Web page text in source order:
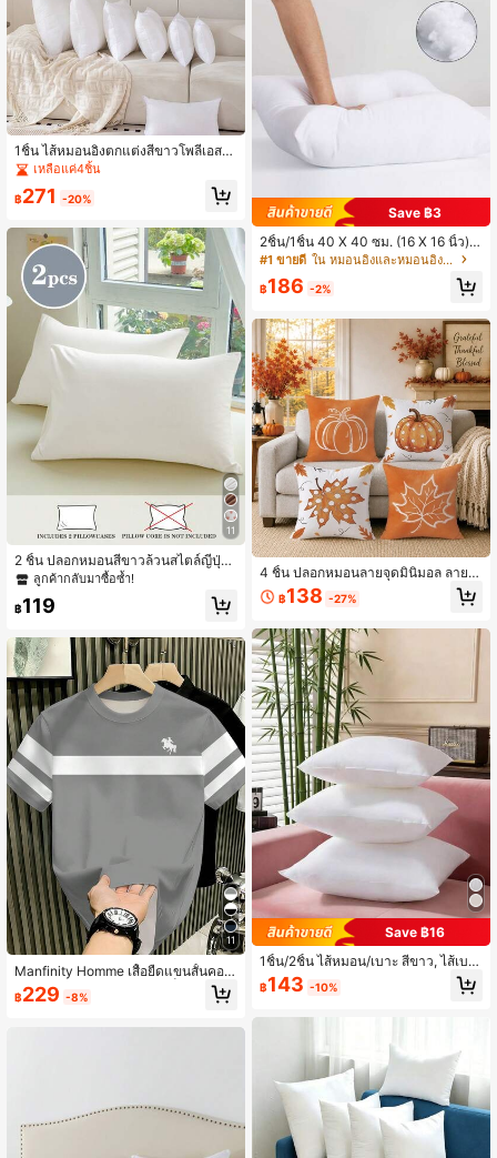
1ชิ้น ไส้หมอนอิงตกแต่งสีขาวโพลีเอสเต
อร์ - หมอนอิงนุ่มยัดไส้โพลีเอสเตอร์, เห
มาะสำหรับเตียงและโซฟา - ตกแต่งบ้า
นซักเครื่องได้, อุปกรณ์เครื่องนอนที่สะด
ป็นก้อน, ดีไซน์ระบายอากาศได้ดี, ไส้ห
มอนอิงโซฟาสุดหรู, หมอน, หมอนอิงโซ
ฟา, แผ่นรองนุ่มเรียบง่าย, หมอนอิงตกแ
ต่ง
เหลือแค่4ชิ้น
฿271 -20%
11
2 ชิ้น ปลอกหมอนสีขาวล้วนสไตล์ญี่ปุ่น
มินิมอล, นุ่มพิเศษ, ระบายอากาศได้ดี, เ
หมาะสำหรับทุกฤดู, ชีวิตประจำวันแบบ
สบายๆ, หอพักชาย, ไม่มีไส้หมอน, เครื่อ
ปุ่น: Twin, Full, Queen, King
ลูกค้ากลับมาซื้อซ้ำ!
฿119
11
Manfinity Homme เสื้อยืดแขนสั้นคอก
ลมผู้ชาย ลายพิมพ์อัศวิน สีบล็อก สไตล์
ลำลอง อเนกประสงค์ สำหรับใส่ประจำวั
฿229 -8%
มาส สวยงาม
Save ฿3
2ชิ้น/1ชิ้น 40 X 40 ซม. (16 X 16 นิ้ว) ไ
ส้หมอน, ไส้หมอนใยสังเคราะห์ (สีขาว),
#1 ขายดี ใน หมอนอิงและหมอนอิงตกแต่ง
฿186 -2%
4 ชิ้น ปลอกหมอนลายจุดมินิมอล ลายฟั
กทองและใบเมเปิล พิมพ์ด้านเดียว วัสดุ
ผ้ากำมะหยี่ผิวพีชที่เป็นมิตรต่อผิว ขนาด
ห้องนอน ห้องนั่งเล่น ห้องปาร์ตี้ วันหยุด
ตกแต่งโซฟาธีมเก็บเกี่ยวลายเส้นสีขาว
วาดด้วยมือ ของขวัญ ไม่มีไส้หมอน
฿138 -27%
Save ฿16
1ชิ้น/2ชิ้น ไส้หมอน/เบาะ สีขาว, ไส้เบา
ะผ้าไม่ทอ สไตล์ยุโรป ฮาโลวีน/คริสต์มา
ส, ไส้เบาะพิงโซฟา, ตกแต่งหัวเตียงห้อง
฿143 -10%